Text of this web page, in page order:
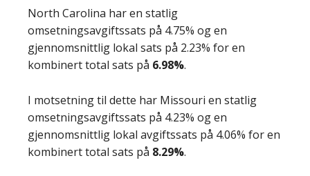
North Carolina har en statlig
omsetningsavgiftssats på 4.75% og en
gjennomsnittlig lokal sats på 2.23% for en
kombinert total sats på 6.98%.
I motsetning til dette har Missouri en statlig
omsetningsavgiftssats på 4.23% og en
gjennomsnittlig lokal avgiftssats på 4.06% for en
kombinert total sats på 8.29%.